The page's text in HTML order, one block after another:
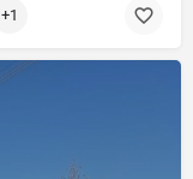
+1